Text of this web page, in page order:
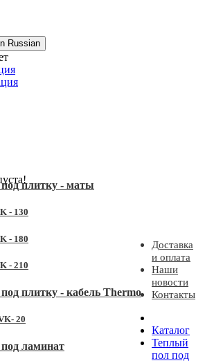
Russian
плитку - маты
- 130
- 180
- 210
плитку - кабель Thermo
20
ламинат
Доставка
и оплата
Наши
новости
Контакты
Каталог
Теплый
пол под